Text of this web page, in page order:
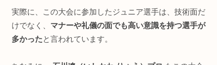
実際に、この大会に参加したジュニア選手は、技術面だ
けでなく、 マナーや礼儀の面でも高い意識を持つ選手が
多かったと言われています。